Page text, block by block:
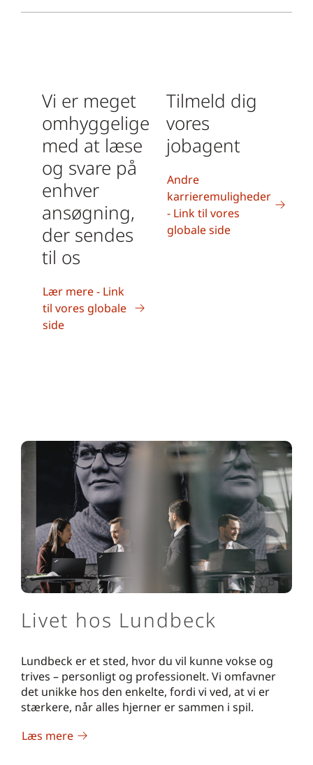
Vi er meget
omhyggelige
med at læse
og svare på
enhver
ansøgning,
der sendes
til os
Lær mere - Link
til vores globale
side
Tilmeld dig
vores
jobagent
Andre
karrieremuligheder
- Link til vores
globale side
Livet hos Lundbeck
Lundbeck er et sted, hvor du vil kunne vokse og
trives – personligt og professionelt. Vi omfavner
det unikke hos den enkelte, fordi vi ved, at vi er
stærkere, når alles hjerner er sammen i spil.
Læs mere